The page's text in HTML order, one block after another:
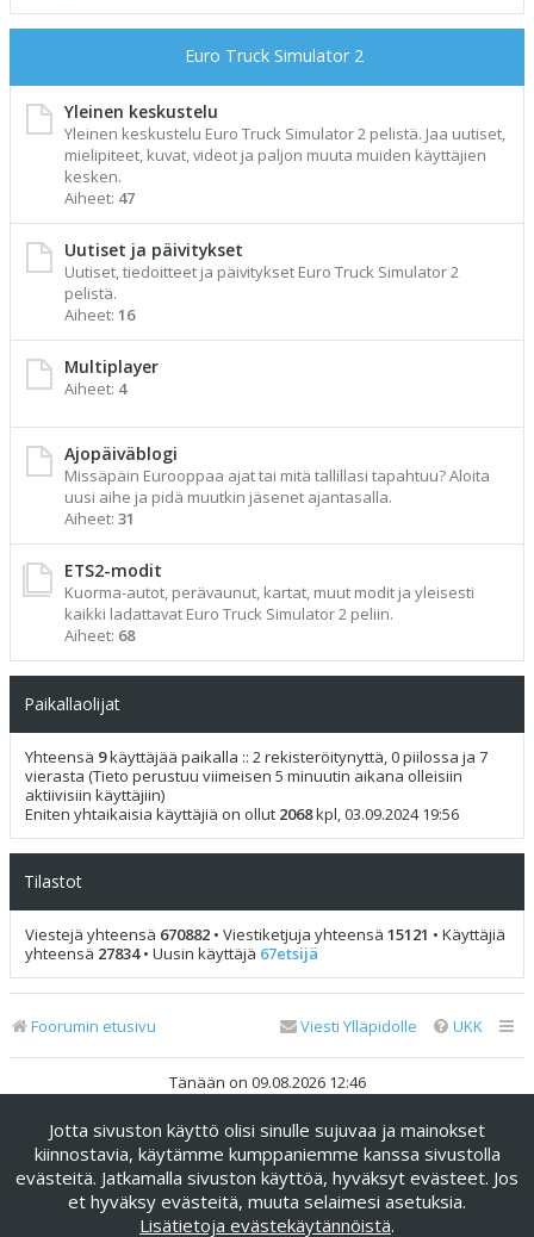
Euro Truck Simulator 2
Yleinen keskustelu
Yleinen keskustelu Euro Truck Simulator 2 pelistä. Jaa uutiset,
mielipiteet, kuvat, videot ja paljon muuta muiden käyttäjien
kesken.
Aiheet: 47
Uutiset ja päivitykset
Uutiset, tiedoitteet ja päivitykset Euro Truck Simulator 2
pelistä.
Aiheet: 16
Multiplayer
Aiheet: 4
Ajopäiväblogi
Missäpäin Eurooppaa ajat tai mitä tallillasi tapahtuu? Aloita
uusi aihe ja pidä muutkin jäsenet ajantasalla.
Aiheet: 31
ETS2-modit
Kuorma-autot, perävaunut, kartat, muut modit ja yleisesti
kaikki ladattavat Euro Truck Simulator 2 peliin.
Aiheet: 68
Paikallaolijat
Yhteensä 9käyttäjää paikalla :: 2 rekisteröitynyttä, 0 piilossa ja 7
vierasta (Tieto perustuu viimeisen 5 minuutin aikana olleisiin
aktiivisiin käyttäjiin)
Eniten yhtaikaisia käyttäjiä on ollut 2068kpl, 03.09.2024 19:56
Tilastot
Viestejä yhteensä 670882 • Viestiketjuja yhteensä 15121 • Käyttäjiä
yhteensä 27834• Uusin käyttäjä 67etsijä
Foorumin etusivu UKK
Viesti Ylläpidolle
Tänään on 09.08.2026 12:46
Keskustelufoorumin ohjelmistophpBB® Forum Software ©
phpBB Limited
Käännös: phpBB Suomi (lurttinen, harritapio, Pettis)
phpBB Metro Theme byPixelGoose Studio
Jotta sivuston käyttö olisi sinulle sujuvaa ja mainokset
kiinnostavia, käytämme kumppaniemme kanssa sivustolla
evästeitä. Jatkamalla sivuston käyttöä, hyväksyt evästeet. Jos
et hyväksy evästeitä, muuta selaimesi asetuksia.
Lisätietoja evästekäytännöistä.